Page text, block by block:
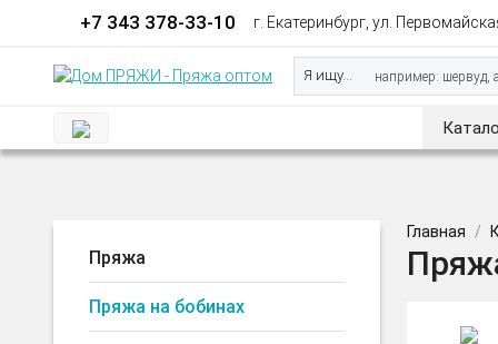
+7 343 378-33-10 г. Екатеринбург, ул.
Я ищу...
Пряжа
Пряжа на бобинах
Главная